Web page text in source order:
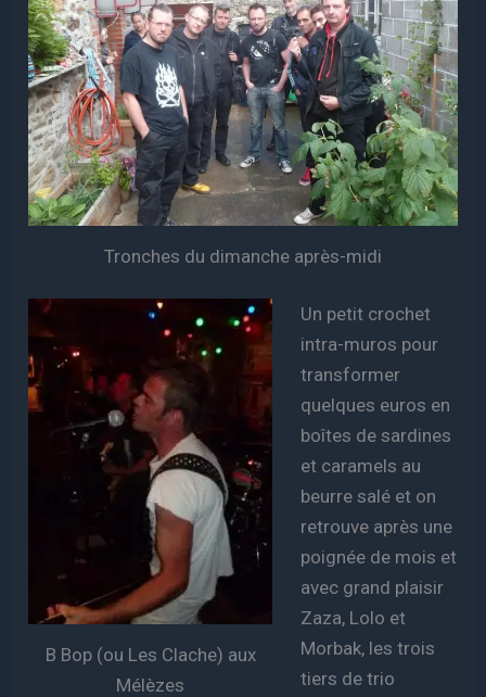
Tronches du dimanche après-midi
B Bop (ou Les Clache) aux
Mélèzes
Un petit crochet
intra-muros pour
transformer
quelques euros en
boîtes de sardines
et caramels au
beurre salé et on
retrouve après une
poignée de mois et
avec grand plaisir
Zaza, Lolo et
Morbak, les trois
tiers de trio